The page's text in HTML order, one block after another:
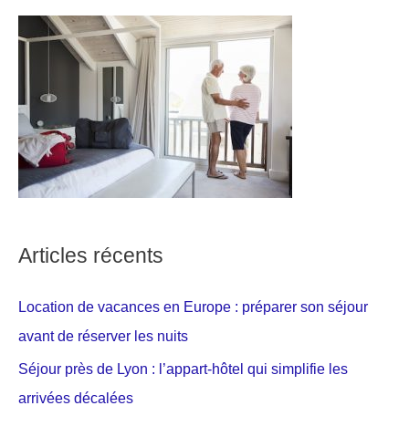
Articles récents
Location de vacances en Europe : préparer son séjour
avant de réserver les nuits
Séjour près de Lyon : l’appart-hôtel qui simplifie les
arrivées décalées